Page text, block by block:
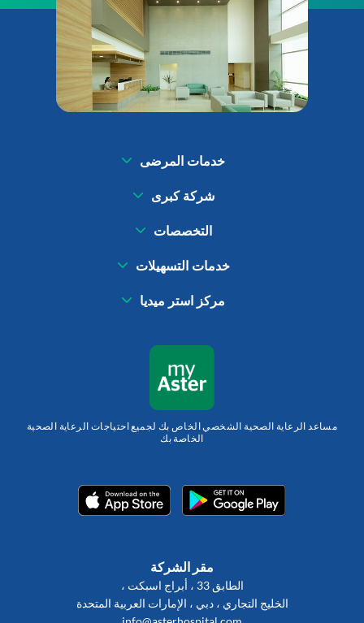
خدمات المرضى
شركة كبرى
التخصصات
خدمات التسهيلات
مركز استر ميديا
مساعد الرعاية الصحية الشخصي الخاص بك لجميع احتياجات الرعاية الصحية
الخاصة بك
مقر الشركة
الطابق 33 ، أبراج اسبكت ،
الخليج التجاري ، دبي ، الإمارات العربية المتحدة